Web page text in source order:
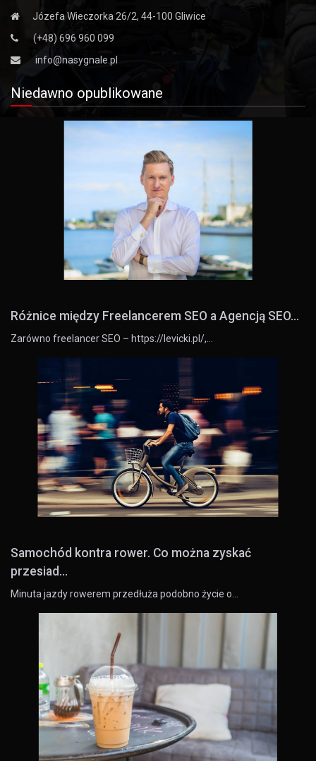
Józefa Wieczorka 26/2, 44-100 Gliwice
(+48) 696 960 099
info@nasygnale.pl
Niedawno opublikowane
Różnice między Freelancerem SEO a Agencją SEO...
Zarówno freelancer SEO – https://levicki.pl/,…
Samochód kontra rower. Co można zyskać
przesiad...
Minuta jazdy rowerem przedłuża podobno życie o…